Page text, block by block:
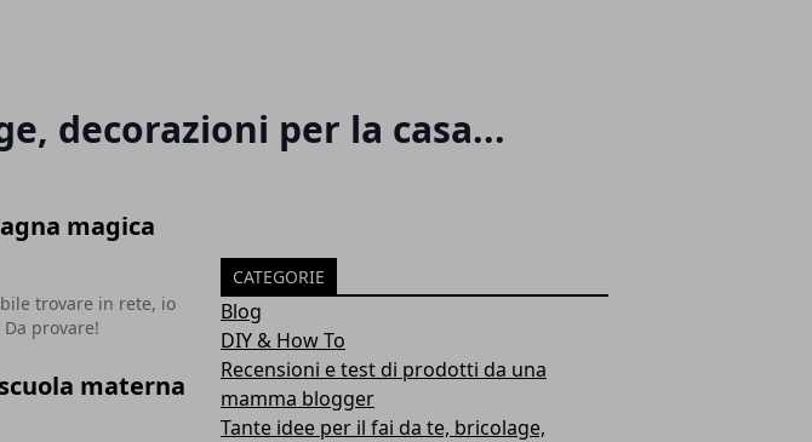
decorazioni per la casa...
magica
trovare in rete, io
provare!
materna
CATEGORIE
Blog
DIY & How To
Recensioni e test di prodotti da una
mamma blogger
Tante idee per il fai da te, bricolage,